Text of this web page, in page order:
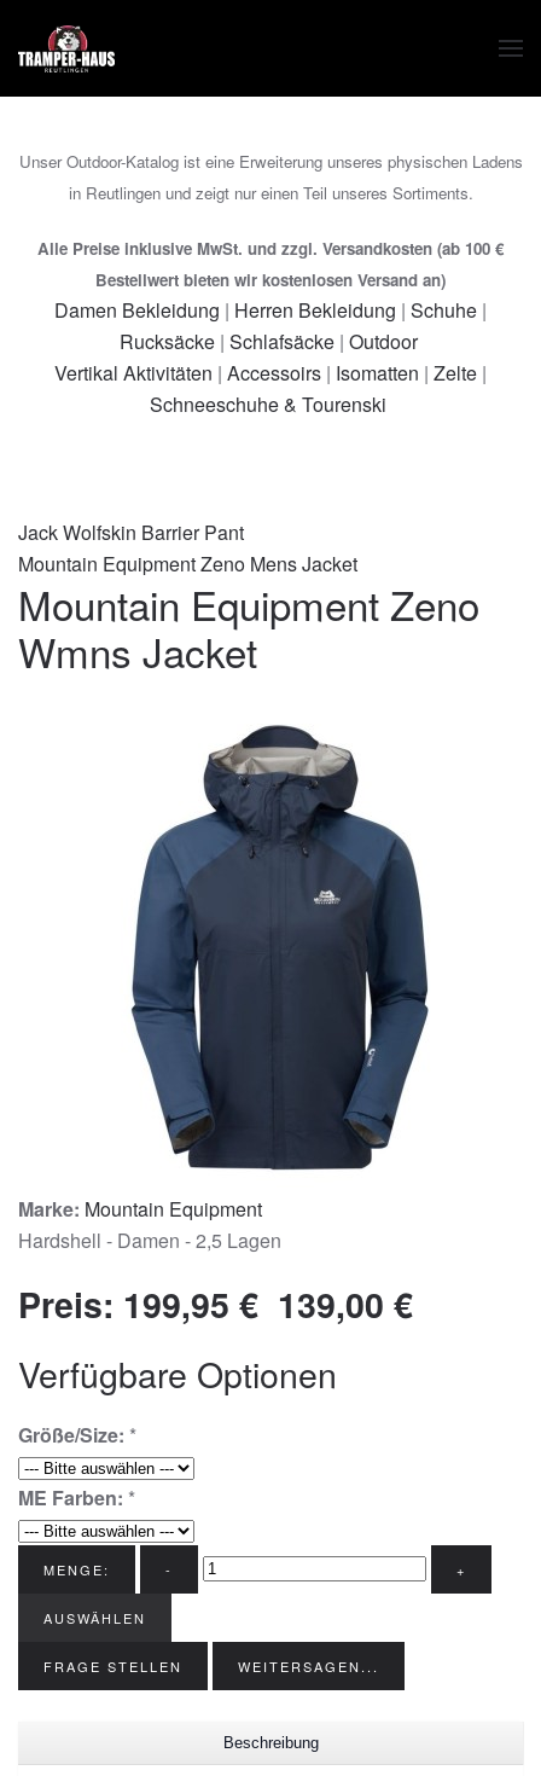
Zum Hauptinhalt springen
Unser Outdoor-Katalog ist eine Erweiterung unseres physischen Ladens
in Reutlingen und zeigt nur einen Teil unseres Sortiments.
Alle Preise inklusive MwSt. und zzgl. Versandkosten (ab 100 €
Bestellwert bieten wir kostenlosen Versand an)
Damen Bekleidung | Herren Bekleidung | Schuhe |
Rucksäcke| Schlafsäcke| Outdoor
Vertikal Aktivitäten | Accessoirs | Isomatten | Zelte |
Schneeschuhe & Tourenski
Jack Wolfskin Barrier Pant
Mountain Equipment Zeno Mens Jacket
Mountain Equipment Zeno
Wmns Jacket
Marke: Mountain Equipment
Hardshell - Damen - 2,5 Lagen
Preis: 199,95 € 139,00 €
Verfügbare Optionen
Größe/Size: *
ME Farben: *
MENGE: - +
AUSWÄHLEN
FRAGE STELLEN WEITERSAGEN...
Beschreibung